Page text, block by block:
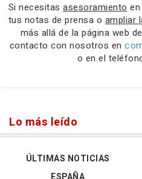
Si necesitas asesoramiento
tus notas de prensa o ampliar
más allá de la página web de
contacto con nosotros en
o en el
Lo más leído
ÚLTIMAS NOTICIAS